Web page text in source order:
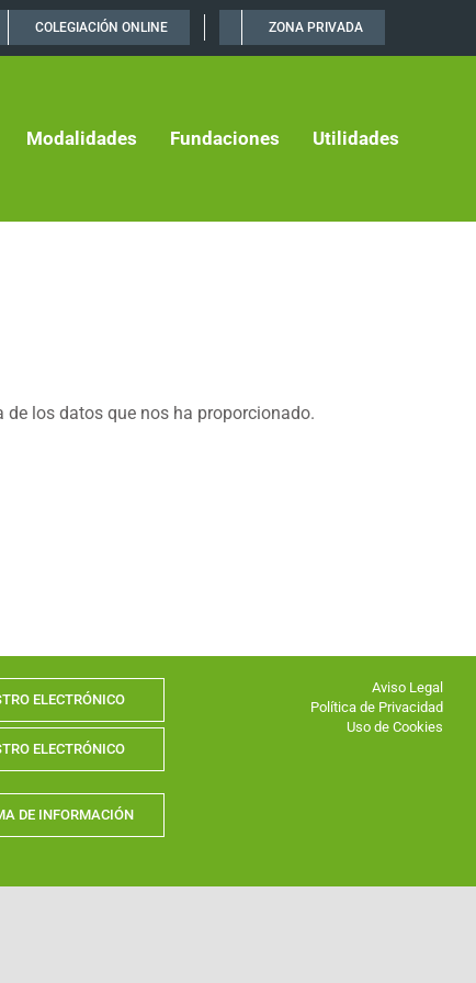
COLEGIACIÓN ONLINE ZONA PRIVADA
Modalidades Fundaciones Utilidades
los datos que nos ha proporcionado.
ELECTRÓNICO
ELECTRÓNICO
DE INFORMACIÓN
Aviso Legal
Política de Privacidad
Uso de Cookies